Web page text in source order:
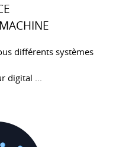
différents systèmes
digital ...